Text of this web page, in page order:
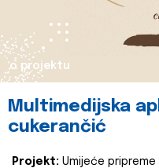
o projektu
Multimedijska
cukerančić
Projekt: Umijeće